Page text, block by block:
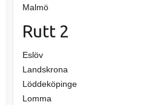
Malmö
Rutt 2
Eslöv
Landskrona
Löddeköpinge
Lomma